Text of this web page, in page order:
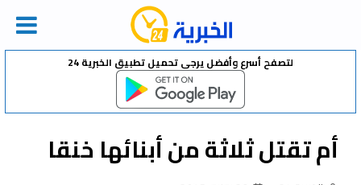
Skip
لتصفح أسرع وأفضل يرجى تحميل تطبيق الخبرية 24
أم تقتل ثلاثة من أبنائها خنقا